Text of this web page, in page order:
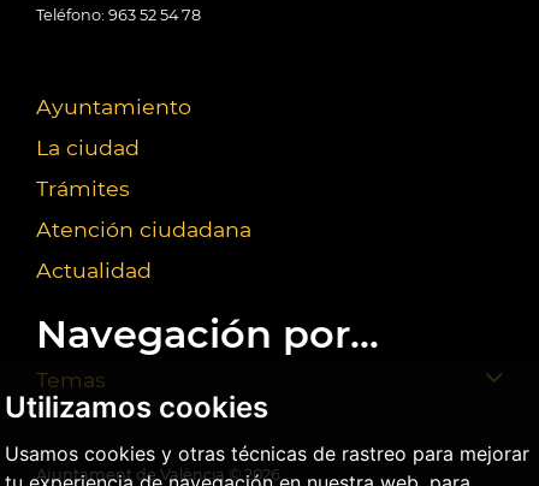
Utilizamos cookies
Usamos cookies y otras técnicas de rastreo para mejorar
Teléfono: 963 52 54 78
Ayuntamiento
La ciudad
Trámites
Atención ciudadana
Actualidad
Navegación por...
Temas
Ajuntament de València ©2026